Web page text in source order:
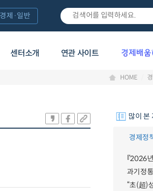
센터소개 연관 사이트
경제·일반
HOME
많이 본
경제정
『2026